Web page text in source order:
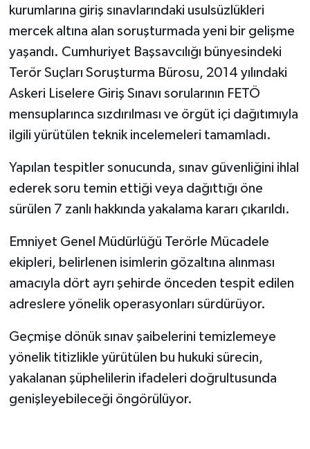
kurumlarına giriş sınavlarındaki usulsüzlükleri
mercek altına alan soruşturmada yeni bir gelişme
yaşandı. Cumhuriyet Başsavcılığı bünyesindeki
Terör Suçları Soruşturma Bürosu, 2014 yılındaki
Askeri Liselere Giriş Sınavı sorularının FETÖ
mensuplarınca sızdırılması ve örgüt içi dağıtımıyla
ilgili yürütülen teknik incelemeleri tamamladı.
Yapılan tespitler sonucunda, sınav güvenliğini ihlal
ederek soru temin ettiği veya dağıttığı öne
sürülen 7 zanlı hakkında yakalama kararı çıkarıldı.
Emniyet Genel Müdürlüğü Terörle Mücadele
ekipleri, belirlenen isimlerin gözaltına alınması
amacıyla dört ayrı şehirde önceden tespit edilen
adreslere yönelik operasyonları sürdürüyor.
Geçmişe dönük sınav şaibelerini temizlemeye
yönelik titizlikle yürütülen bu hukuki sürecin,
yakalanan şüphelilerin ifadeleri doğrultusunda
genişleyebileceği öngörülüyor.